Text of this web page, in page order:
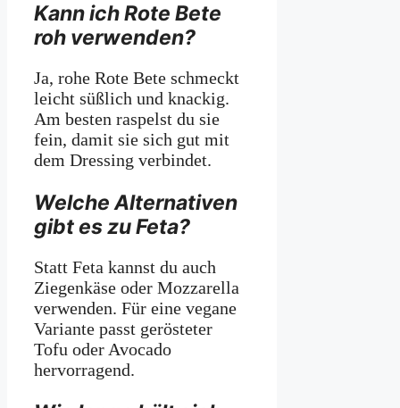
Kann ich Rote Bete
roh verwenden?
Ja, rohe Rote Bete schmeckt
leicht süßlich und knackig.
Am besten raspelst du sie
fein, damit sie sich gut mit
dem Dressing verbindet.
Welche Alternativen
gibt es zu Feta?
Statt Feta kannst du auch
Ziegenkäse oder Mozzarella
verwenden. Für eine vegane
Variante passt gerösteter
Tofu oder Avocado
hervorragend.